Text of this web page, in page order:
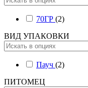
70ГР (2)
ВИД УПАКОВКИ
Пауч (2)
ПИТОМЕЦ